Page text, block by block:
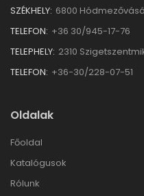
SZÉKHELY: 6800
TELEFON: +36 30/945-17-76
TELEPHELY: 2310
TELEFON: +36-30/228-07-51
Oldalak
Főoldal
Katalógusok
Rólunk